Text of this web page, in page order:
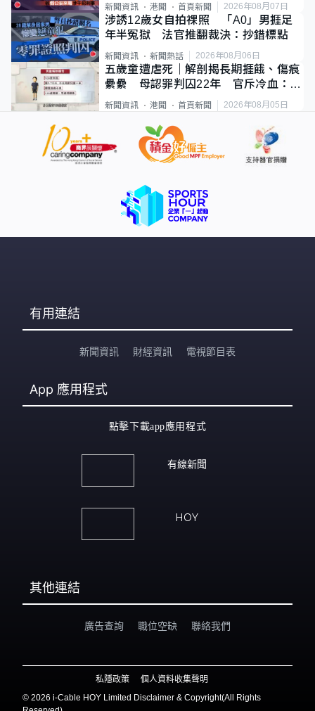
新聞資訊 港聞 首頁新聞 2026年08月07日
涉誘12歲女自拍祼照 「A0」男捱足
年半冤獄 法官推翻裁決：抄錯標點
新聞資訊 新聞熱話 2026年08月06日
五歲童遭虐死｜解剖揭長期捱餓、傷痕
纍纍 母認罪判囚22年 官斥冷血：同
類案最惡劣
新聞資訊 港聞 首頁新聞 2026年08月05日
有用連結
新聞資訊 財經資訊 電視節目表
App 應用程式
點擊下載app應用程式
有線新聞
HOY
其他連結
廣告查詢 職位空缺 聯絡我們
私隱政策
個人資料收集聲明
© 2026 i-Cable HOY Limited Disclaimer & Copyright(All Rights